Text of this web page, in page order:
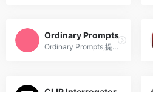
Ordinary Prompts
Ordinary Prompts,提供AI生成的提示词,给写作,教学或营销等领域灵感